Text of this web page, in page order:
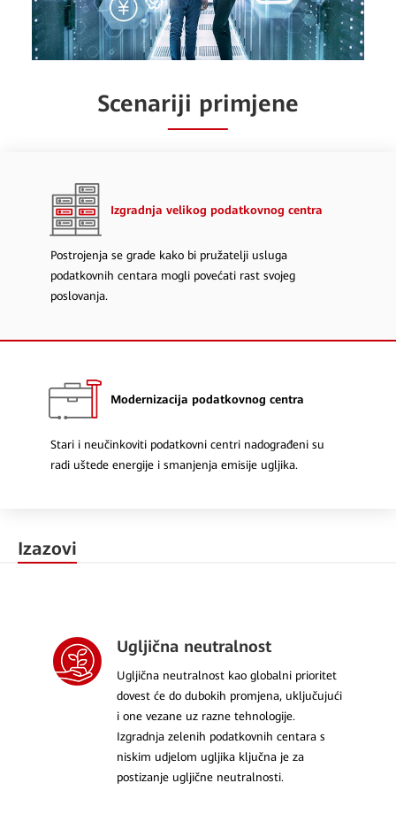
Scenariji primjene
Izgradnja velikog podatkovnog centra
Postrojenja se grade kako bi pružatelji usluga
podatkovnih centara mogli povećati rast svojeg
poslovanja.
Modernizacija podatkovnog centra
Stari i neučinkoviti podatkovni centri nadograđeni su
radi uštede energije i smanjenja emisije ugljika.
Izazovi
Ugljična neutralnost
Ugljična neutralnost kao globalni prioritet
dovest će do dubokih promjena, uključujući
i one vezane uz razne tehnologije.
Izgradnja zelenih podatkovnih centara s
niskim udjelom ugljika ključna je za
postizanje ugljične neutralnosti.